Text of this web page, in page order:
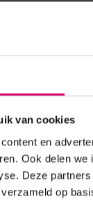
van cookies
en
Ook delen
Deze
op
Login voor prijzen